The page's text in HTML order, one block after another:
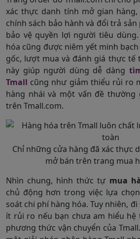
xác thực danh tính mở gian
chính sách bảo hành và đổi trả
bảo vệ quyền lợi người tiêu
hóa cũng được niêm yết minh
gốc, lượt mua và đánh giá thực tế
này giúp người dùng dễ dàng
Tmall cũng như giảm thiểu rủi ro
hàng nhái và một vấn đề thường
trên Tmall.com.
Chỉ những cửa hàng đã xác thực
mở bán trên trang mua
Nhìn chung, hình thức tự mua
chủ động hơn trong việc lựa
soát chi phí hàng hóa. Tuy nhiên,
ít rủi ro nếu bạn chưa am hiểu hệ
phương thức vận chuyển của